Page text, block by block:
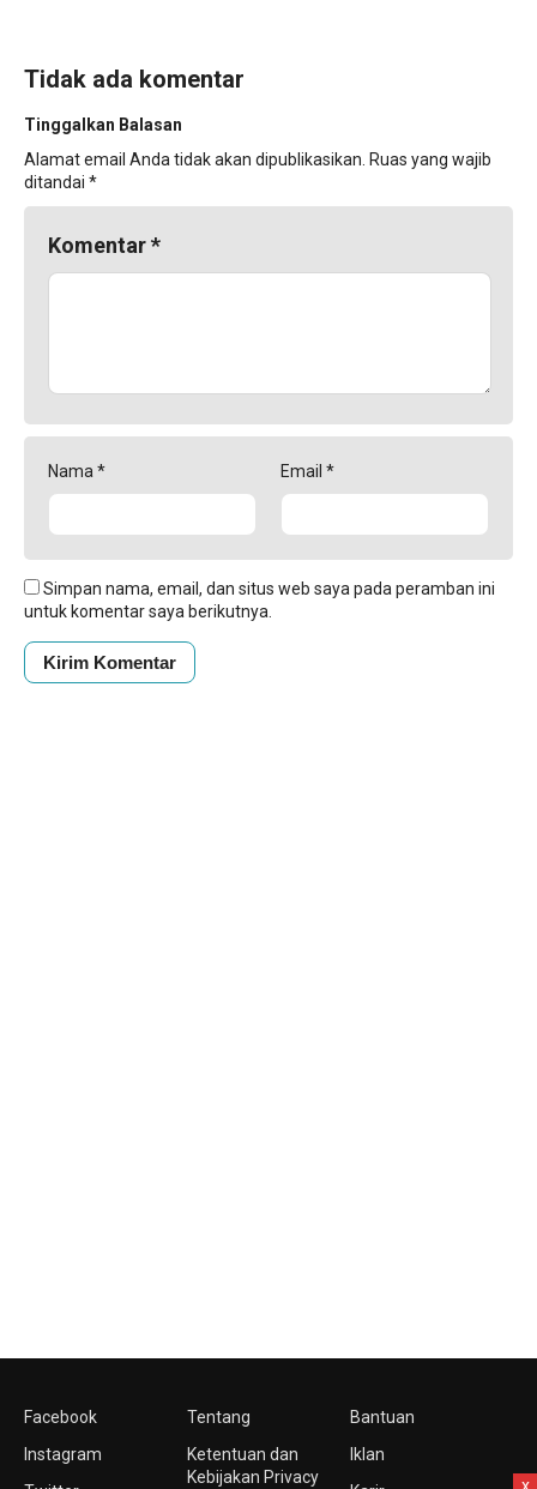
Tidak ada komentar
Tinggalkan Balasan
Alamat email Anda tidak akan dipublikasikan. Ruas yang wajib
ditandai *
Komentar*
Nama* Email *
Simpan nama, email, dan situs web saya pada peramban ini
untuk komentar saya berikutnya.
Facebook
Instagram
Tentang
Ketentuan dan
Kebijakan Privacy
Bantuan
Iklan